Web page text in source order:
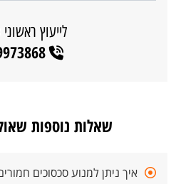
לייעוץ
077-9973868
שאלות נוספות
איך ניתן למנוע סכסוכים